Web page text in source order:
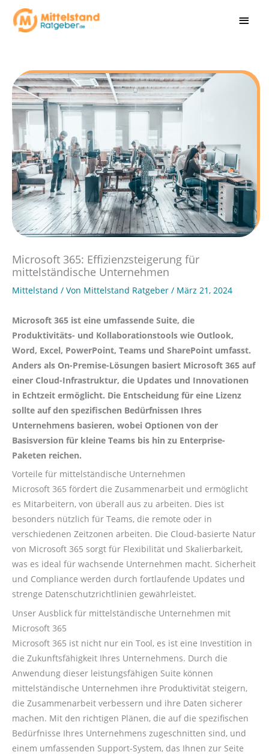
Inhalt
Microsoft 365: Effizienzsteigerung für
mittelständische Unternehmen
Mittelstand / Von Mittelstand Ratgeber / März 21, 2024
Microsoft 365 ist eine umfassende Suite, die
Produktivitäts- und Kollaborationstools wie Outlook,
Word, Excel, PowerPoint, Teams und SharePoint umfasst.
Anders als On-Premise-Lösungen basiert Microsoft 365 auf
einer Cloud-Infrastruktur, die Updates und Innovationen
in Echtzeit ermöglicht. Die Entscheidung für eine Lizenz
sollte auf den spezifischen Bedürfnissen Ihres
Unternehmens basieren, wobei Optionen von der
Basisversion für kleine Teams bis hin zu Enterprise-
Paketen reichen.
Vorteile für mittelständische Unternehmen
Microsoft 365 fördert die Zusammenarbeit und ermöglicht
es Mitarbeitern, von überall aus zu arbeiten. Dies ist
besonders nützlich für Teams, die remote oder in
verschiedenen Zeitzonen arbeiten. Die Cloud-basierte Natur
von Microsoft 365 sorgt für Flexibilität und Skalierbarkeit,
was es ideal für wachsende Unternehmen macht. Sicherheit
und Compliance werden durch fortlaufende Updates und
strenge Datenschutzrichtlinien gewährleistet.
Unser Ausblick für mittelständische Unternehmen mit
Microsoft 365
Microsoft 365 ist nicht nur ein Tool, es ist eine Investition in
die Zukunftsfähigkeit Ihres Unternehmens. Durch die
Anwendung dieser leistungsfähigen Suite können
mittelständische Unternehmen ihre Produktivität steigern,
die Zusammenarbeit verbessern und ihre Daten sicherer
machen. Mit den richtigen Plänen, die auf die spezifischen
Bedürfnisse Ihres Unternehmens zugeschnitten sind, und
einem umfassenden Support-System, das Ihnen zur Seite